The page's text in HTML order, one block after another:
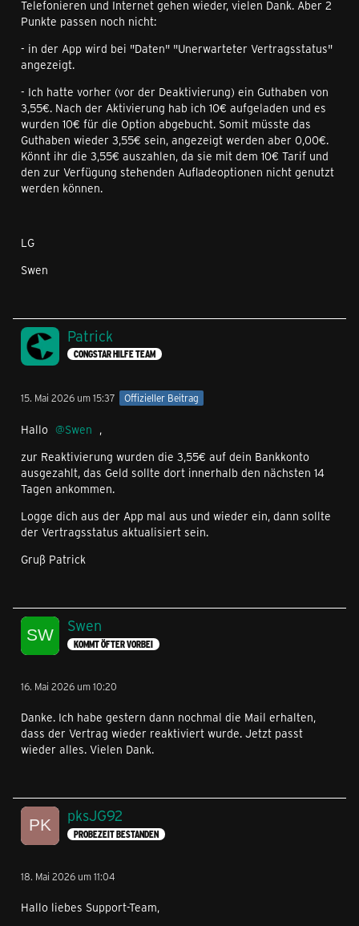
Telefonieren und Internet gehen wieder, vielen Dank. Aber 2
Punkte passen noch nicht:
- in der App wird bei "Daten" "Unerwarteter Vertragsstatus"
angezeigt.
- Ich hatte vorher (vor der Deaktivierung) ein Guthaben von
3,55€. Nach der Aktivierung hab ich 10€ aufgeladen und es
wurden 10€ für die Option abgebucht. Somit müsste das
Guthaben wieder 3,55€ sein, angezeigt werden aber 0,00€.
Könnt ihr die 3,55€ auszahlen, da sie mit dem 10€ Tarif und
den zur Verfügung stehenden Aufladeoptionen nicht genutzt
werden können.
LG
Swen
Patrick
CONGSTAR HILFE TEAM
15. Mai 2026 um 15:37 Offizieller Beitrag
Hallo Swen ,
zur Reaktivierung wurden die 3,55€ auf dein Bankkonto
ausgezahlt, das Geld sollte dort innerhalb den nächsten 14
Tagen ankommen.
Logge dich aus der App mal aus und wieder ein, dann sollte
der Vertragsstatus aktualisiert sein.
Gruß Patrick
Swen
KOMMT ÖFTER VORBEI
16. Mai 2026 um 10:20
Danke. Ich habe gestern dann nochmal die Mail erhalten,
dass der Vertrag wieder reaktiviert wurde. Jetzt passt
wieder alles. Vielen Dank.
pksJG92
PROBEZEIT BESTANDEN
18. Mai 2026 um 11:04
Hallo liebes Support-Team,